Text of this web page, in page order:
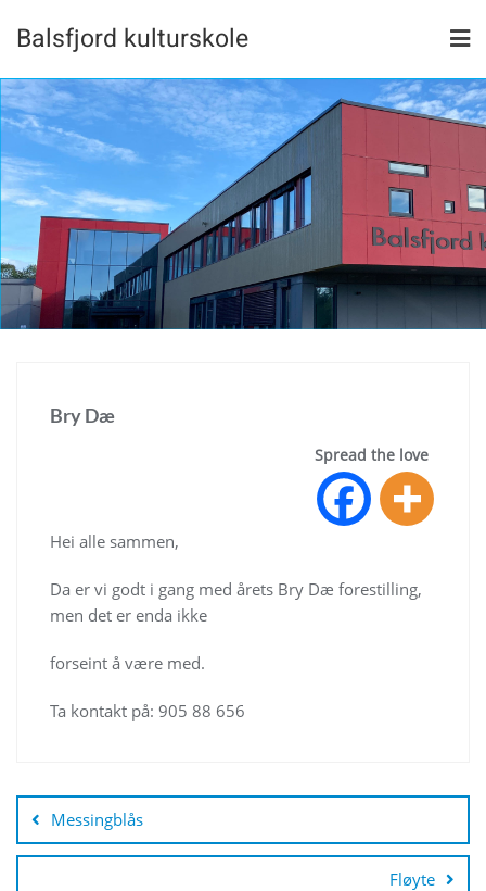
Balsfjord kulturskole
Bry Dæ
Spread the love
Hei alle sammen,
Da er vi godt i gang med årets Bry Dæ forestilling,
men det er enda ikke
forseint å være med.
Ta kontakt på: 905 88 656
Messingblås
Fløyte